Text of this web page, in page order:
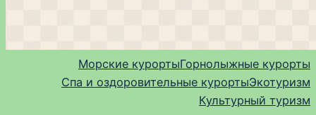
Морские курортыГорнолыжные курорты
Спа и оздоровительные курортыЭкотуризм
Культурный туризм